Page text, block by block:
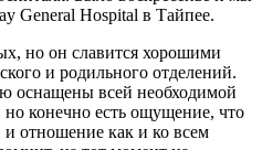
General Hospital в Тайпее.
но он славится хорошими
и родильного отделений.
оснащены всей необходимой
конечно есть ощущение, что
отношение как и ко всем